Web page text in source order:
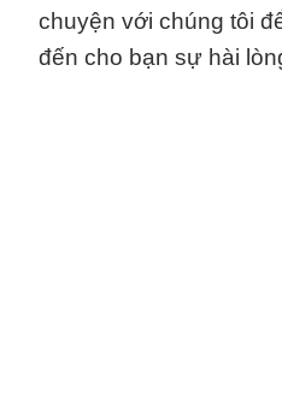
chuyện với chúng tôi
đến cho bạn sự hài